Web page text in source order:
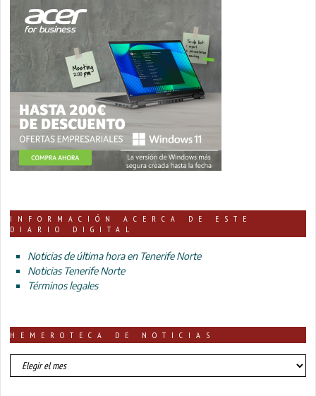
INFORMACIÓN ACERCA DE ESTE
DIARIO DIGITAL
Noticias de última hora en Tenerife Norte
Noticias Tenerife Norte
Términos legales
HEMEROTECA DE NOTICIAS
HEMEROTECA
DE